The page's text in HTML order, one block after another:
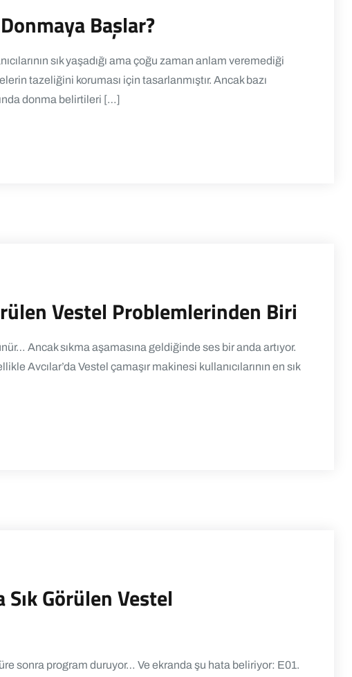
Başlar?
sık yaşadığı ama çoğu zaman anlam veremediği
tazeliğini koruması için tasarlanmıştır. Ancak bazı
donma belirtileri […]
Vestel Problemlerinden Biri
Ancak sıkma aşamasına geldiğinde ses bir anda artıyor.
Avcılar’da Vestel çamaşır makinesi kullanıcılarının en sık
Görülen Vestel
sonra program duruyor… Ve ekranda şu hata beliriyor: E01.